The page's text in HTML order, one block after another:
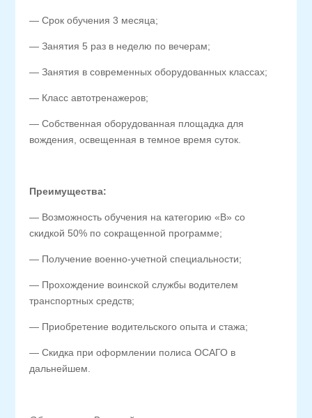
— Срок обучения 3 месяца;
— Занятия 5 раз в неделю по вечерам;
— Занятия в современных оборудованных классах;
— Класс автотренажеров;
— Собственная оборудованная площадка для
вождения, освещенная в темное время суток.
Преимущества:
— Возможность обучения на категорию «В» со
скидкой 50% по сокращенной программе;
— Получение военно-учетной специальности;
— Прохождение воинской службы водителем
транспортных средств;
— Приобретение водительского опыта и стажа;
— Скидка при оформлении полиса ОСАГО в
дальнейшем.